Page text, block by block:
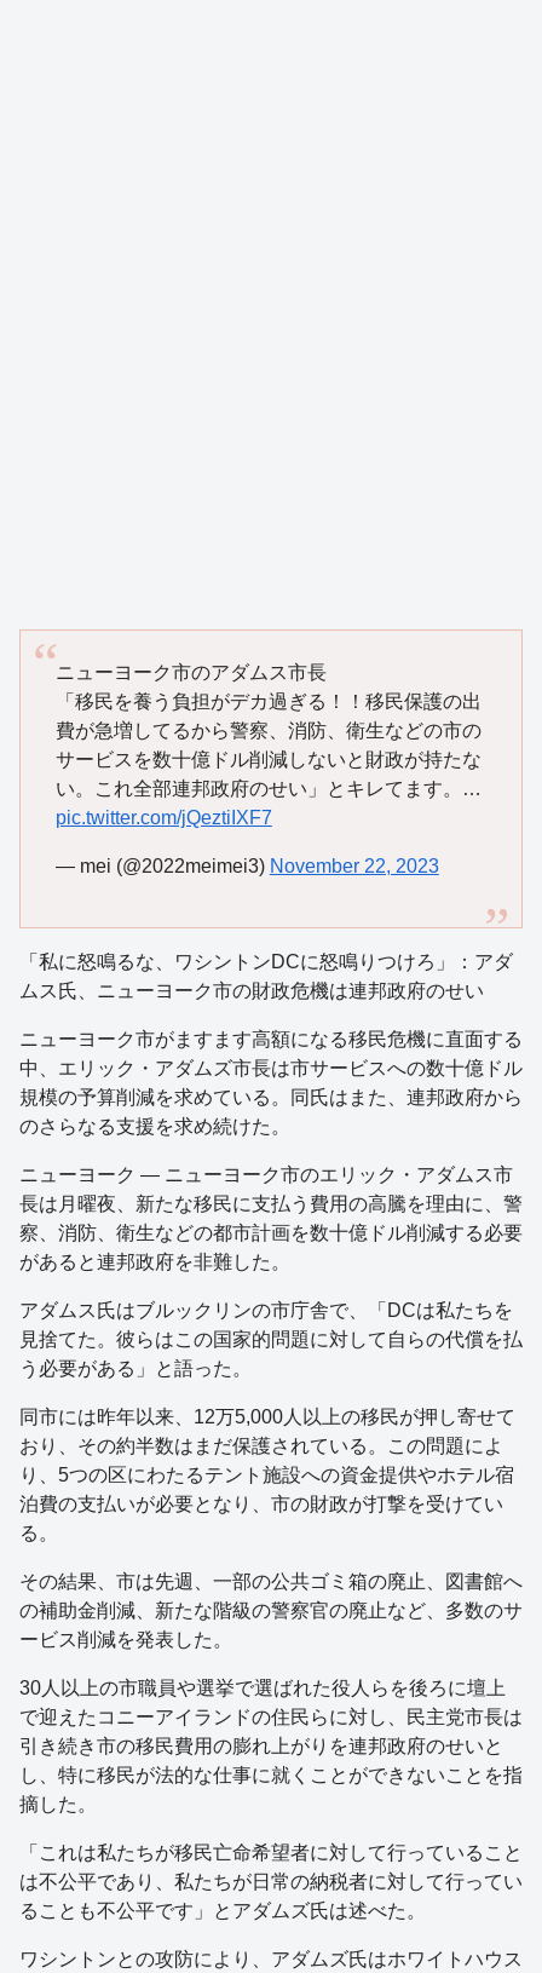
ニューヨーク市のアダムス市長
「移民を養う負担がデカ過ぎる！！移民保護の出
費が急増してるから警察、消防、衛生などの市の
サービスを数十億ドル削減しないと財政が持たな
い。これ全部連邦政府のせい」とキレてます。…
pic.twitter.com/jQeztiIXF7
— mei (@2022meimei3) November 22, 2023
「私に怒鳴るな、ワシントンDCに怒鳴りつけろ」：アダ
ムス氏、ニューヨーク市の財政危機は連邦政府のせい
ニューヨーク市がますます高額になる移民危機に直面する
中、エリック・アダムズ市長は市サービスへの数十億ドル
規模の予算削減を求めている。同氏はまた、連邦政府から
のさらなる支援を求め続けた。
ニューヨーク — ニューヨーク市のエリック・アダムス市
長は月曜夜、新たな移民に支払う費用の高騰を理由に、警
察、消防、衛生などの都市計画を数十億ドル削減する必要
があると連邦政府を非難した。
アダムス氏はブルックリンの市庁舎で、「DCは私たちを
見捨てた。彼らはこの国家的問題に対して自らの代償を払
う必要がある」と語った。
同市には昨年以来、12万5,000人以上の移民が押し寄せて
おり、その約半数はまだ保護されている。この問題によ
り、5つの区にわたるテント施設への資金提供やホテル宿
泊費の支払いが必要となり、市の財政が打撃を受けてい
る。
その結果、市は先週、一部の公共ゴミ箱の廃止、図書館へ
の補助金削減、新たな階級の警察官の廃止など、多数のサ
ービス削減を発表した。
30人以上の市職員や選挙で選ばれた役人らを後ろに壇上
で迎えたコニーアイランドの住民らに対し、民主党市長は
引き続き市の移民費用の膨れ上がりを連邦政府のせいと
し、特に移民が法的な仕事に就くことができないことを指
摘した。
「これは私たちが移民亡命希望者に対して行っていること
は不公平であり、私たちが日常の納税者に対して行ってい
ることも不公平です」とアダムズ氏は述べた。
ワシントンとの攻防により、アダムズ氏はホワイトハウス